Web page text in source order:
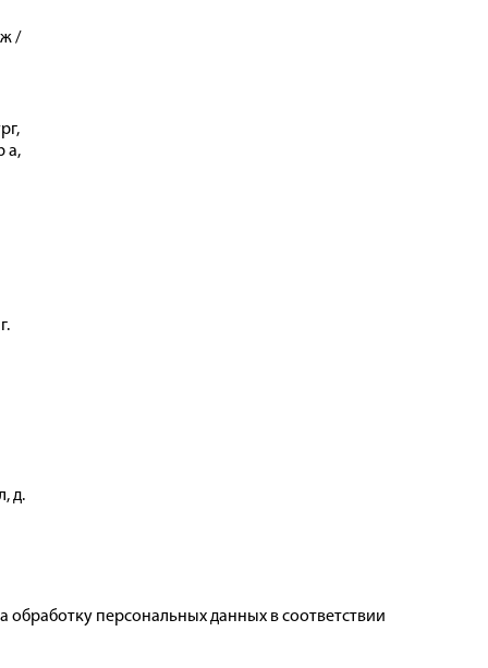
/
а,
д.
персональных данных в соответствии